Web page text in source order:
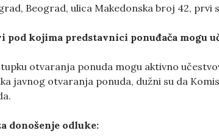
Beograd, ulica Makedonska broj 42, prvi
pod kojima predstavnici ponuđača mogu
otvaranja ponuda mogu aktivno
javnog otvaranja ponuda, dužni su da
donošenje odluke: